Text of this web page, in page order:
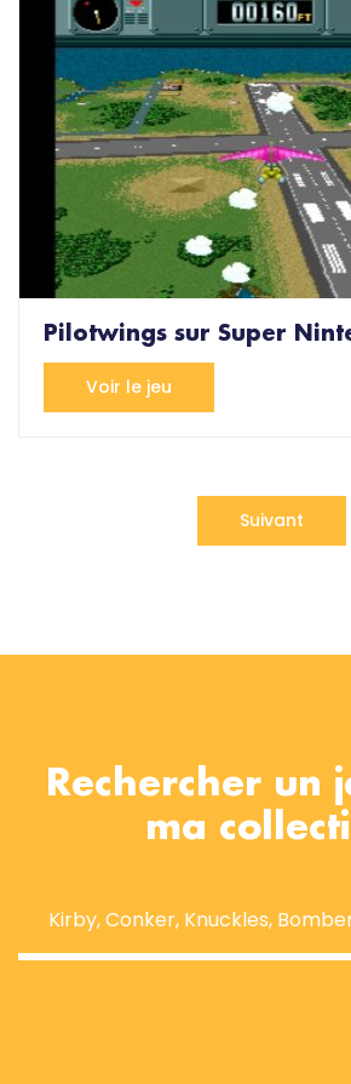
Pilotwings sur Super
Voir le jeu
Suivant
Rechercher un
ma